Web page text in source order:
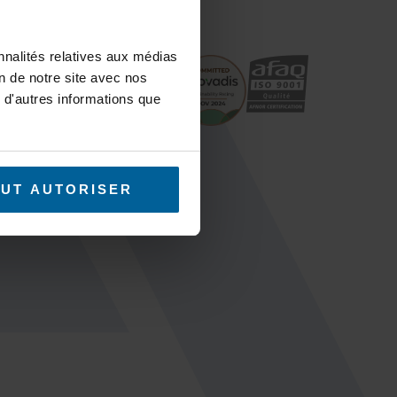
relatives aux médias
de notre site avec nos
informations que
AUTORISER
/ RMA
radio